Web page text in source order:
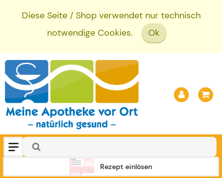
Diese Seite / Shop verwendet nur technisch
notwendige Cookies.
Ok
Rezept einlösen